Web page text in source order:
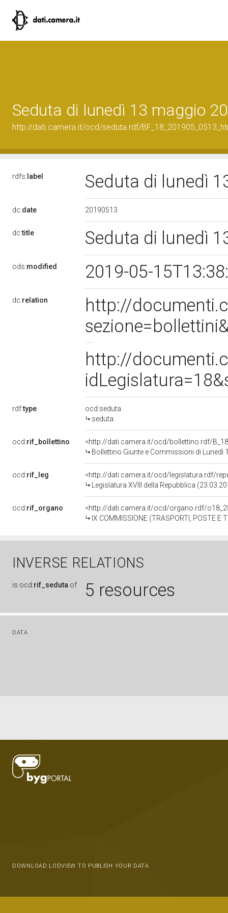
Seduta di lunedì 13 maggio
http://dati.camera.it/ocd/seduta.rdf/
rdfs: label Seduta di lunedì
dc:date 20190513
dc:title Seduta di lunedì
ods:modified 2019-05-
dc:relation
http://
http://
rdf:type
ocd:seduta
seduta
ocd:rif_bollettino
<http://dati.camera.it/ocd/bollettino.rdf/
Bollettino Giunte e Commissioni di Lunedì
ocd:rif_leg
<http://dati.camera.it/ocd/legislatura.rdf/
Legislatura XVIII della Repubblica
ocd:rif_organo
<http://dati.camera.it/ocd/organo.rdf/
IX COMMISSIONE (TRASPORTI, POSTE E
INVERSE RELATIONS
is ocd:rif_seduta of 5 resources
DATA
DOWNLOAD LODVIEW TO PUBLISH YOUR DATA